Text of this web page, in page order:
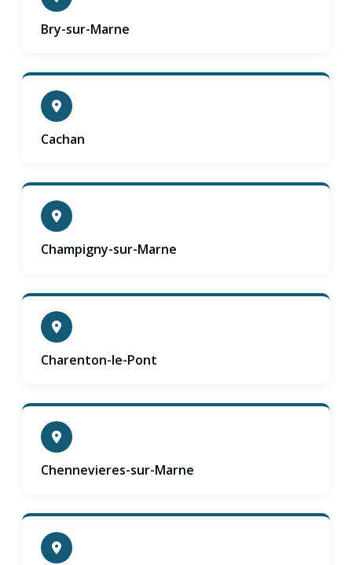
Bry-sur-Marne
Cachan
Champigny-sur-Marne
Charenton-le-Pont
Chennevieres-sur-Marne